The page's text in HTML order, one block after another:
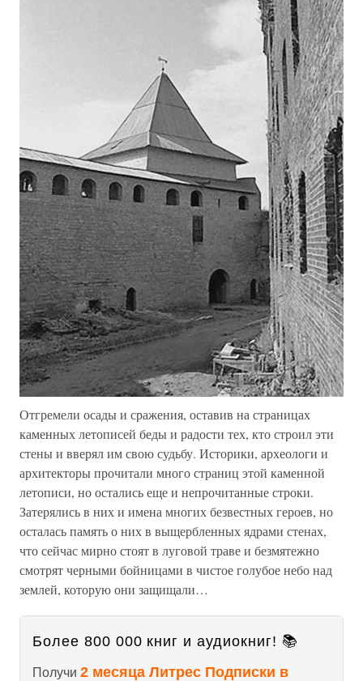
Отгремели осады и сражения, оставив на страницах
каменных летописей беды и радости тех, кто строил эти
стены и вверял им свою судьбу. Историки, археологи и
архитекторы прочитали много страниц этой каменной
летописи, но остались еще и непрочитанные строки.
Затерялись в них и имена многих безвестных героев, но
осталась память о них в выщербленных ядрами стенах,
что сейчас мирно стоят в луговой траве и безмятежно
смотрят черными бойницами в чистое голубое небо над
землей, которую они защищали…
Более 800 000 книг и аудиокниг! 📚
Получи 2 месяца Литрес Подписки в